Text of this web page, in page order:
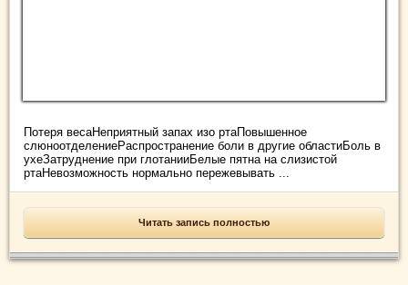
Потеря весаНеприятный запах изо ртаПовышенное
слюноотделениеРаспространение боли в другие областиБоль в
ухеЗатруднение при глотанииБелые пятна на слизистой
ртаНевозможность нормально пережевывать ...
Читать запись полностью